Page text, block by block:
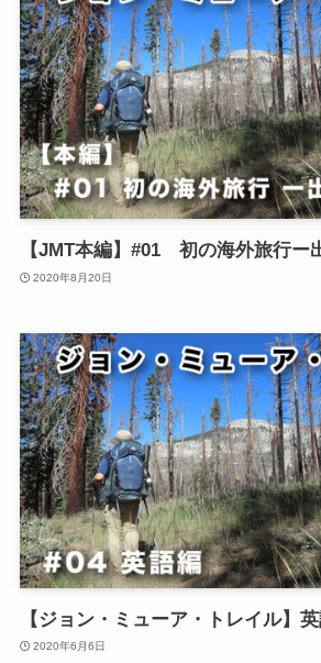
【JMT本編】#01 初の海外旅行ー
2020年8月20日
【ジョン・ミューア・トレイル】
2020年6月6日